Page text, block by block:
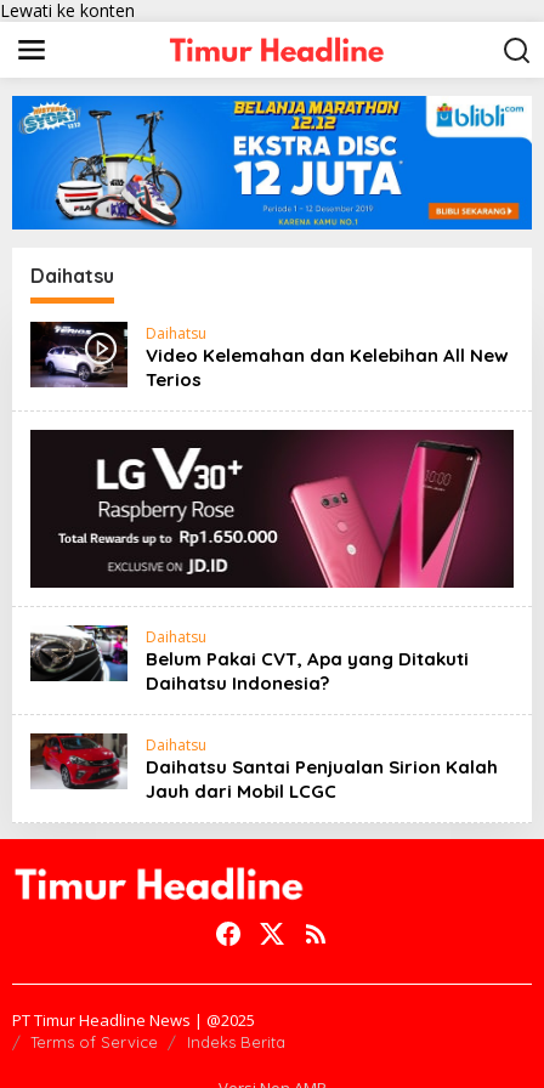
Lewati ke konten
Daihatsu
Daihatsu
Video Kelemahan dan Kelebihan All New
Terios
Daihatsu
Belum Pakai CVT, Apa yang Ditakuti
Daihatsu Indonesia?
Daihatsu
Daihatsu Santai Penjualan Sirion Kalah
Jauh dari Mobil LCGC
PT Timur Headline News | @2025
Terms of Service Indeks Berita